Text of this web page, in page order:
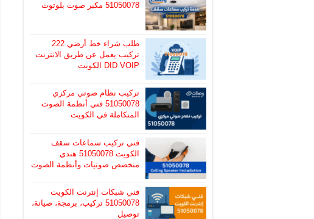
51050078 مكبر صوت بلوتوث
طلب شراء خط أرضي 222
تركيب يعمل عن طريق الانترنت
DID VOIP الكويت
تركيب نظام صوتي مركزي
51050078 فني أنظمة الصوت
المتكاملة في الكويت
فني تركيب سماعات سقف
الكويت 51050078 هندي
متخصص صوتيات وأنظمة الصوت
فني شبكات إنترنت الكويت
51050078 تركيب، برمجة، صيانة،
توصيل